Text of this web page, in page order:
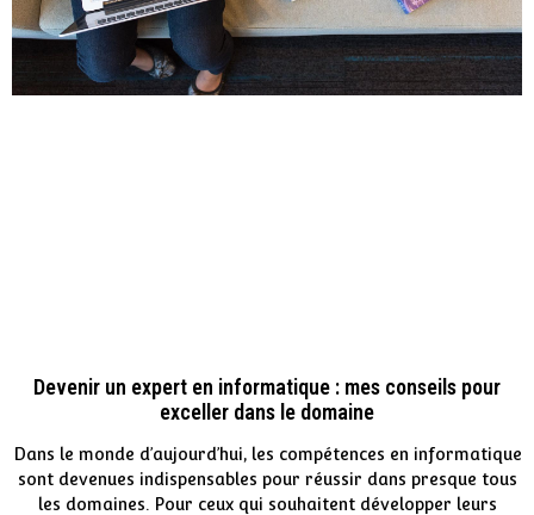
Devenir un expert en informatique : mes conseils pour
exceller dans le domaine
Dans le monde d’aujourd’hui, les compétences en informatique
sont devenues indispensables pour réussir dans presque tous
les domaines. Pour ceux qui souhaitent développer leurs